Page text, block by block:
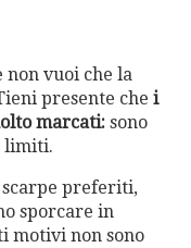
non vuoi che la
presente che i
marcati: sono
limiti.
scarpe preferiti,
sporcare in
motivi non sono